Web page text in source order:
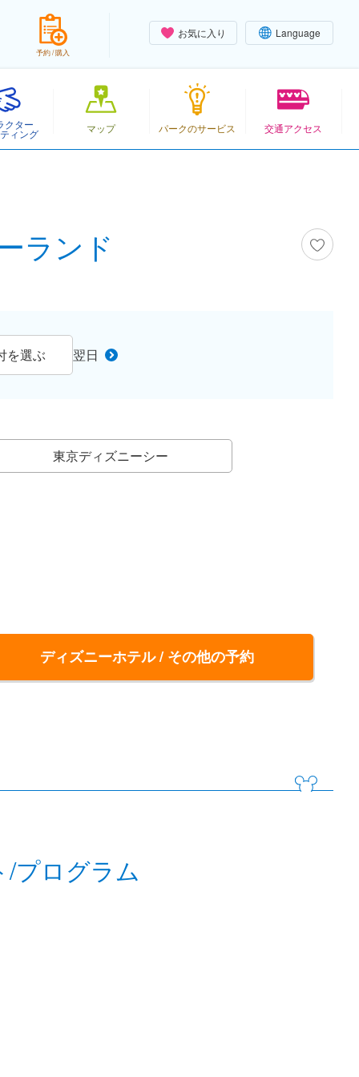
お気に入り Language
予約 / 購入
クター
ィング マップ パークのサービス 交通アクセス
ランド
を選ぶ 翌日
東京ディズニーシー
ディズニーホテル / その他の予約
プログラム